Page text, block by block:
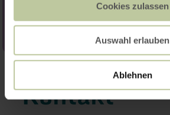
Cookies zulassen
Auswahl erlauben
Ablehnen
Kontakt